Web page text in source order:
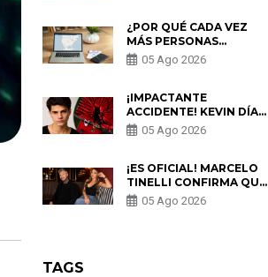
¿POR QUÉ CADA VEZ
MÁS PERSONAS
UTILIZAN UNA VPN
PARA PROTEGER SU
05 Ago 2026
¡IMPACTANTE
ACCIDENTE! KEVIN DÍAZ
CAE DESDE OCHO
METROS EN “ESTO ES
PREOCUPACIÓN
05 Ago 2026
¡ES OFICIAL! MARCELO
TINELLI CONFIRMA QUE
REGRESÓ CON MILETT
FIGUEROA: “EL AMOR
05 Ago 2026
TAGS